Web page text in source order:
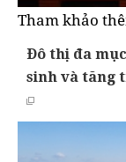
Tham khảo
Đô thị đa
sinh và tăng